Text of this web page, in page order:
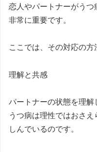
恋人やパートナーがう
非常に重要です。
ここでは、その対応の方
理解と共感
パートナーの状態を理解
うつ病は理性ではおさ
しんでいるのです。